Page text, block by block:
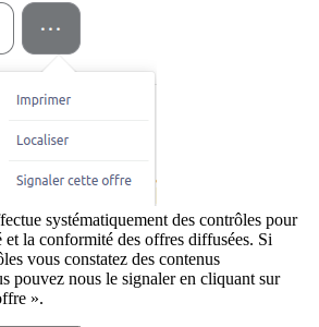
systématiquement des contrôles pour
la conformité des offres diffusées. Si
vous constatez des contenus
pouvez nous le signaler en cliquant sur
».